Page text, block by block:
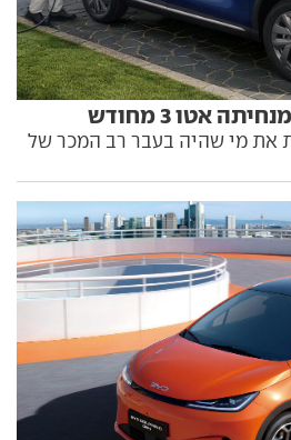
את מי שהיה בעבר רב המכר של
משמעותית, וכך גם טווח